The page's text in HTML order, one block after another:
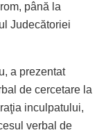
până la
Judecătoriei
a prezentat
de cercetare la
inculpatului,
verbal de